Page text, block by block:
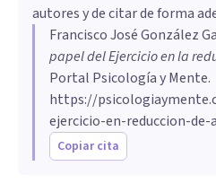
autores y de citar de forma
Francisco José González
papel del Ejercicio en la
Portal Psicología y Mente.
https://
ejercicio-en-reduccion-de-
Copiar cita